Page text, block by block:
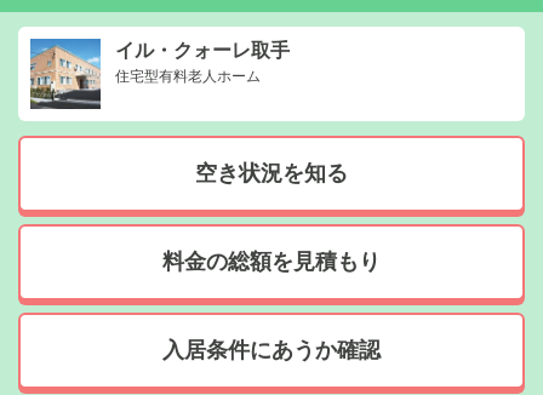
イル・クォーレ取手
住宅型有料老人ホーム
空き状況を知る
料金の総額を見積もり
入居条件にあうか確認